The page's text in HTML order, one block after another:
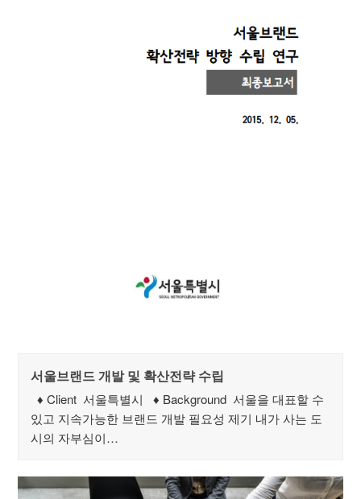
서울브랜드 개발 및 확산전략 수립
♦ Client 서울특별시 ♦ Background 서울을 대표할 수
있고 지속가능한 브랜드 개발 필요성 제기 내가 사는 도
시의 자부심이…